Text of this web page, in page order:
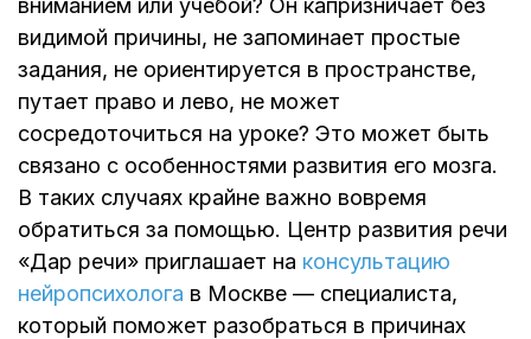
вниманием или учебой? Он капризничает без
видимой причины, не запоминает простые
задания, не ориентируется в пространстве,
путает право и лево, не может
сосредоточиться на уроке? Это может быть
связано с особенностями развития его мозга.
В таких случаях крайне важно вовремя
обратиться за помощью. Центр развития речи
«Дар речи» приглашает на консультацию
нейропсихолога в Москве — специалиста,
который поможет разобраться в причинах